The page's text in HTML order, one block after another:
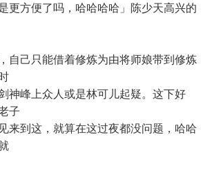
方便了吗，哈哈哈哈」陈少天高兴的
己只能借着修炼为由将师娘带到修炼
神峰上众人或是林可儿起疑。这下好
子
来到这，就算在这过夜都没问题，哈哈